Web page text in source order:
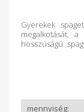
Gyerekek
megalkotását,
hosszúságú